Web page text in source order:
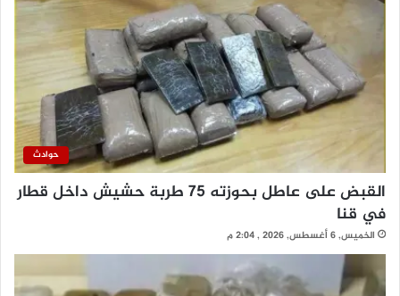
حوادث
القبض على عاطل بحوزته 75 طربة حشيش داخل قطار
في قنا
الخميس, 6 أغسطس, 2026 , 2:04 م